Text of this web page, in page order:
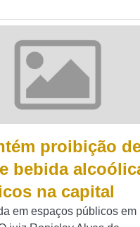
proibição
bebida
na capital
em espaços públicos em